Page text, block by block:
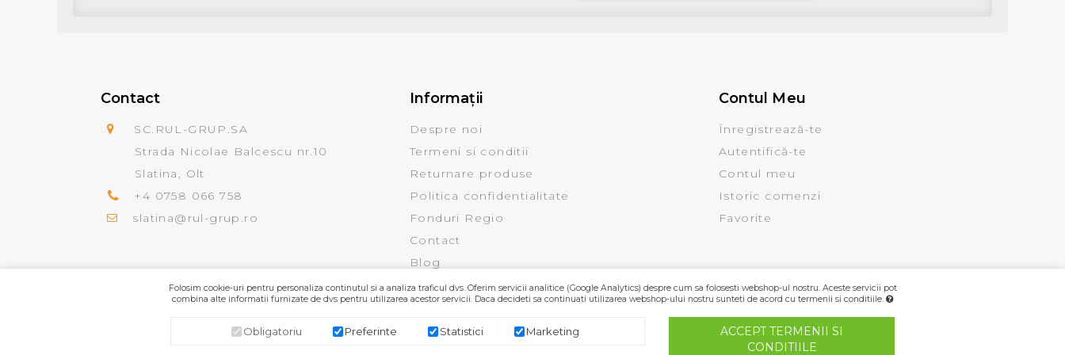
Contact
SC.RUL-GRUP.SA
Strada Nicolae Balcescu nr.10
Slatina, Olt
+4 0758 066 758
slatina@rul-grup.ro
Informaţii
Despre noi
Termeni si conditii
Returnare produse
Politica confidentialitate
Fonduri Regio
Contact
Blog
Contul Meu
Înregistrează-te
Autentifică-te
Contul meu
Istoric comenzi
Favorite
Folosim cookie-uri pentru personaliza continutul si a analiza traficul dvs. Oferim servicii analitice (Google Analytics) despre cum sa folosesti webshop-ul nostru. Aceste servicii pot
combina alte informatii furnizate de dvs pentru utilizarea acestor servicii. Daca decideti sa continuati utilizarea webshop-ului nostru sunteti de acord cu termenii si conditiile.
Obligatoriu Preferinte Statistici Marketing
ACCEPT TERMENII SI
CONDITIILE